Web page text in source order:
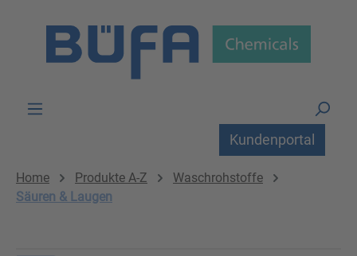
Kundenportal
Home Produkte A-Z
Waschrohstoffe
Säuren & Laugen